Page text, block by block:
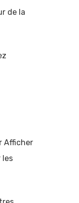
de la
Afficher
les